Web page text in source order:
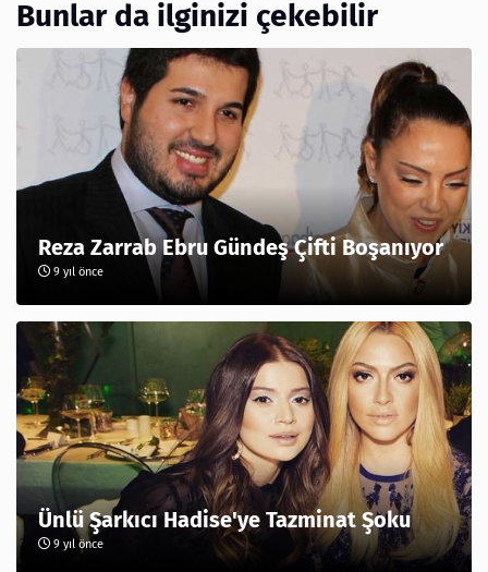
Bunlar da ilginizi çekebilir
Reza Zarrab Ebru Gündeş Çifti Boşanıyor
9 yıl önce
Ünlü Şarkıcı Hadise'ye Tazminat Şoku
9 yıl önce